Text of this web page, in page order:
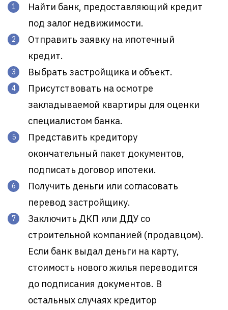
Найти банк, предоставляющий кредит
под залог недвижимости.
Отправить заявку на ипотечный
кредит.
Выбрать застройщика и объект.
Присутствовать на осмотре
закладываемой квартиры для оценки
специалистом банка.
Представить кредитору
окончательный пакет документов,
подписать договор ипотеки.
Получить деньги или согласовать
перевод застройщику.
Заключить ДКП или ДДУ со
строительной компанией (продавцом).
Если банк выдал деньги на карту,
стоимость нового жилья переводится
до подписания документов. В
остальных случаях кредитор